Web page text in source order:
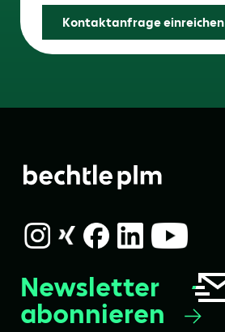
Kontaktanfrage einreichen
Newsletter
abonnieren